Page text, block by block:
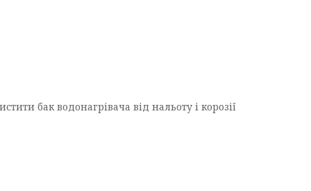
бак водонагрівача від нальоту і корозії